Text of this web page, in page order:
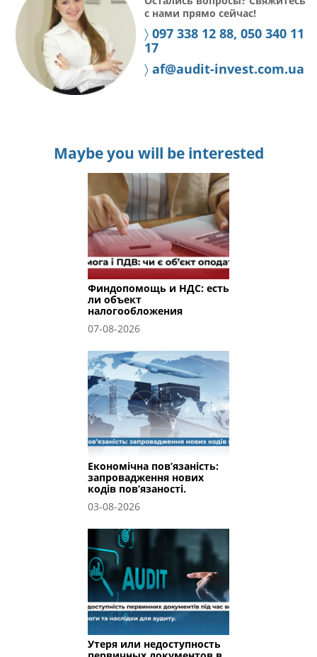
с нами прямо сейчас!
〉 097 338 12 88, 050 340 11
17
〉 af@audit-invest.com.ua
Maybe you will be interested
Финдопомощь и НДС: есть
ли объект
налогообложения
07-08-2026
Економічна пов’язаність:
запровадження нових
кодів пов’язаності.
03-08-2026
Утеря или недоступность